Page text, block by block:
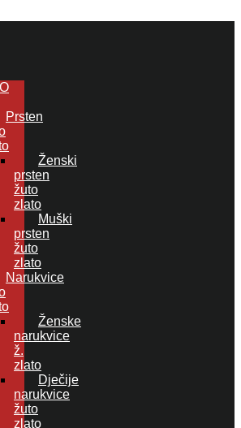
Prsten
Ženski
prsten
žuto
zlato
Muški
prsten
žuto
zlato
Narukvice
Ženske
narukvice
ž.
zlato
Dječije
narukvice
žuto
zlato